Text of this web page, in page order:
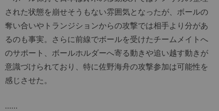
された状態を崩せそうもない雰囲気となったが、ボールの
奪い合いやトランジションからの攻撃では相手より分があ
るのも事実。さらに前線でボールを受けたチームメイトへ
のサポート、ボールホルダーへ寄る動きや追い越す動きが
意識づけられており、特に佐野海舟の攻撃参加は可能性を
感じさせた。
……